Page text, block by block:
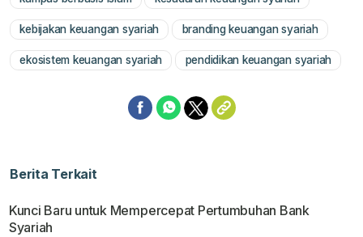
kebijakan keuangan syariah branding keuangan syariah
ekosistem keuangan syariah pendidikan keuangan syariah
Berita Terkait
Kunci Baru untuk Mempercepat Pertumbuhan Bank
Syariah